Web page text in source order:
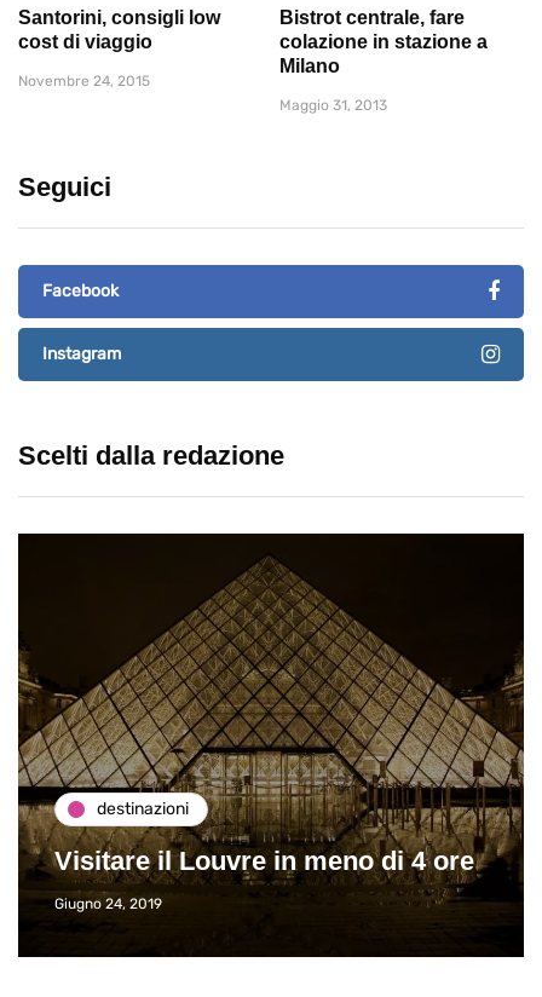
Santorini, consigli low
cost di viaggio
Novembre 24, 2015
Bistrot centrale, fare
colazione in stazione a
Milano
Maggio 31, 2013
Seguici
Facebook
Instagram
Scelti dalla redazione
destinazioni
Visitare il Louvre in meno di 4 ore
Giugno 24, 2019